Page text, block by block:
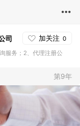
司 加关注 0
服务；2、代理注册公
；5、提供企业网站建
网络信息发布及推广服
制作；8、企业投融资，
第9年